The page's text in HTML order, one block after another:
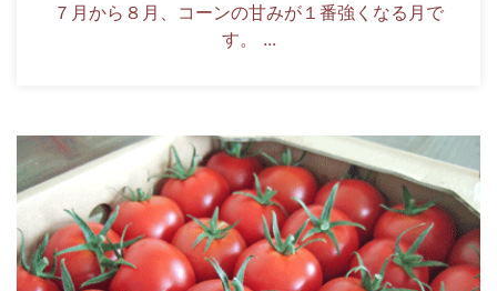
７月から８月、コーンの甘みが１番強くなる月で
す。 ...